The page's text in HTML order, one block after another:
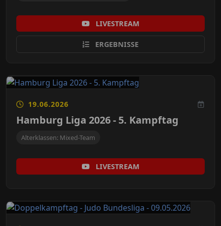
LIVESTREAM
ERGEBNISSE
19.06.2026
Hamburg Liga 2026 - 5. Kampftag
Alterklassen: Mixed-Team
LIVESTREAM